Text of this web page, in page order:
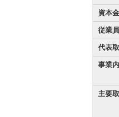
資本金
従業
代表
事業
主要